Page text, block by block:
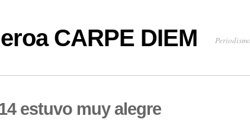
CARPE DIEM
estuvo muy alegre